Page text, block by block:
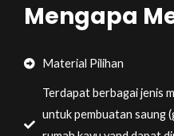
Mengapa
Material Pilihan
Terdapat berbagai jenis
untuk pembuatan saung